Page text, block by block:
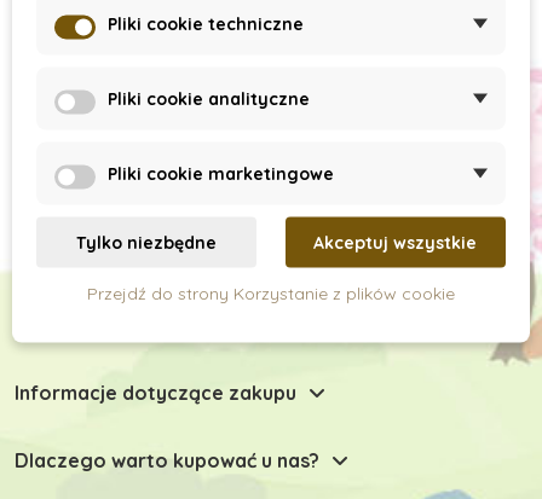
Subskrypcja newslettera
Informacje dotyczące zakupu
Dlaczego warto kupować u nas?
Pliki cookie techniczne
Pliki cookie analityczne
Pliki cookie marketingowe
Tylko niezbędne Akceptuj wszystkie
Przejdź do strony Korzystanie z plików cookie